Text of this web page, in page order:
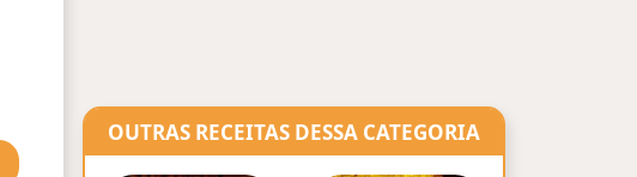
OUTRAS RECEITAS DESSA CATEGORIA